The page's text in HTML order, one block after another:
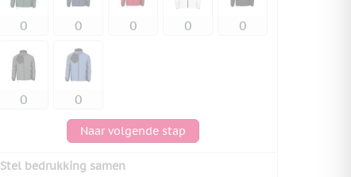
Naar volgende stap
Stel bedrukking samen